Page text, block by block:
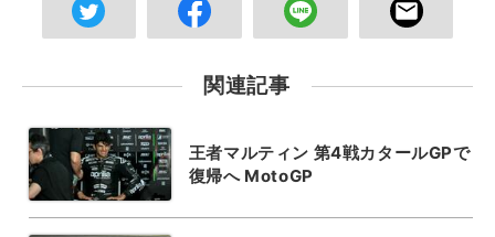
関連記事
王者マルティン 第4戦カタールGPで
復帰へ MotoGP